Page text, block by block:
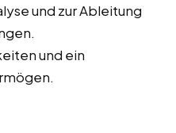
und zur Ableitung
und ein